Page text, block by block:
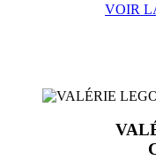
VOIR